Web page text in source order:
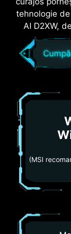
tehnologie
AI D2XW,
(MSI